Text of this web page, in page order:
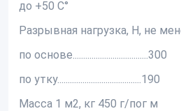
до +50 С°
Разрывная нагрузка, Н, не
по основе....................................300
по утку........................................190
Масса 1 м2, кг 450 г/пог м